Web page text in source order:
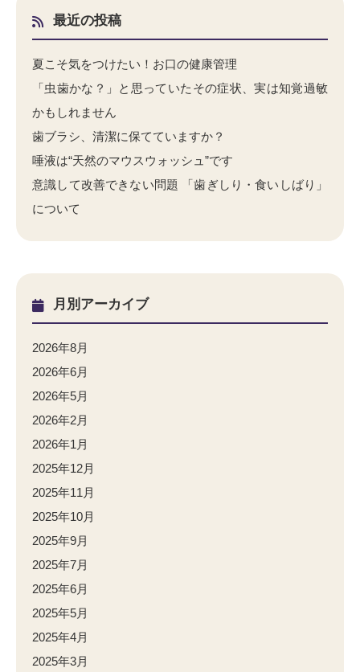
最近の投稿
夏こそ気をつけたい！お口の健康管理
「虫歯かな？」と思っていたその症状、実は知覚過敏
かもしれません
歯ブラシ、清潔に保てていますか？
唾液は“天然のマウスウォッシュ”です
意識して改善できない問題 「歯ぎしり・食いしばり」
について
月別アーカイブ
2026年8月
2026年6月
2026年5月
2026年2月
2026年1月
2025年12月
2025年11月
2025年10月
2025年9月
2025年7月
2025年6月
2025年5月
2025年4月
2025年3月